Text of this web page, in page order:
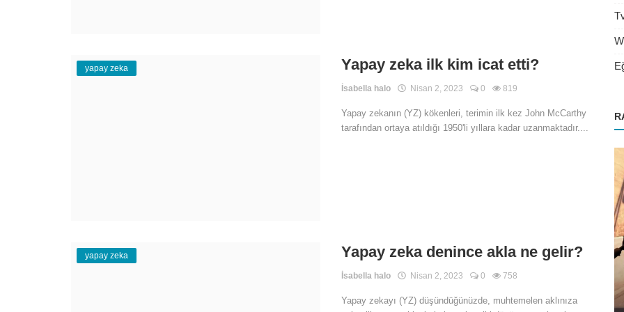
yapay zeka Yapay zeka ilk kim icat etti?
İsabella halo Nisan 2, 2023 0 819
Yapay zekanın (YZ) kökenleri, terimin ilk kez John McCarthy
tarafından ortaya atıldığı 1950'li yıllara kadar uzanmaktadır....
yapay zeka Yapay zeka denince akla ne gelir?
İsabella halo Nisan 2, 2023 0 758
Yapay zekayı (YZ) düşündüğünüzde, muhtemelen aklınıza
Gündem
Edirne Trafiği Kakava-Hıdrellez Şenlikleri
Zayıflama
Yoga, seksi daha parlak hale getirmeye